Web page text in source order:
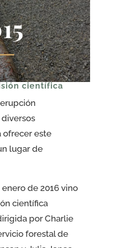
científica
ofrecer este
lugar de
enero de 2016 vino
científica
por Charlie
forestal de